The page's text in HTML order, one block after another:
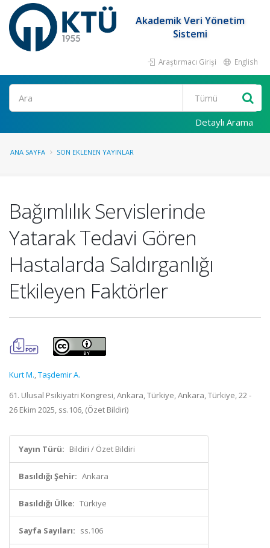
Akademik Veri Yönetim
Sistemi
Araştırmacı Girişi English
Ara
Detaylı Arama
ANA SAYFA SON EKLENEN YAYINLAR
Bağımlılık Servislerinde
Yatarak Tedavi Gören
Hastalarda Saldırganlığı
Etkileyen Faktörler
Kurt M.,Taşdemir A.
61. Ulusal Psikiyatri Kongresi, Ankara, Türkiye, Ankara, Türkiye, 22 -
26 Ekim 2025, ss.106, (Özet Bildiri)
Yayın Türü: Bildiri / Özet Bildiri
Basıldığı Şehir: Ankara
Basıldığı Ülke: Türkiye
Sayfa Sayıları: ss.106